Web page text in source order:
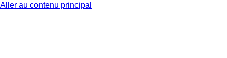
Aller au contenu principal